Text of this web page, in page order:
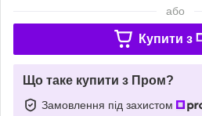
або
Купити з
Що таке купити з Пром?
Замовлення під захистом